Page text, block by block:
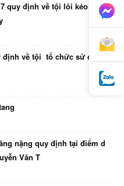
quy định về tội lôi kéo người
về tội tổ chức sử dụng
nặng quy định tại điểm d
Văn T